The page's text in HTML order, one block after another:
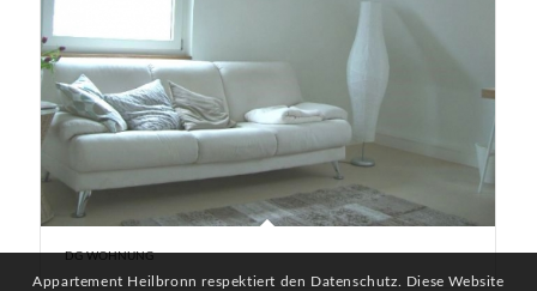
DG WOHNUNG
Appartement Heilbronn respektiert den Datenschutz. Diese Website